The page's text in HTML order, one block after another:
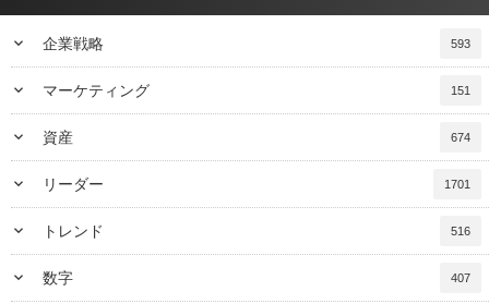
keyboard_arrow_down 企業戦略 593
keyboard_arrow_down マーケティング 151
keyboard_arrow_down 資産 674
keyboard_arrow_down リーダー 1701
keyboard_arrow_down トレンド 516
keyboard_arrow_down 数字 407